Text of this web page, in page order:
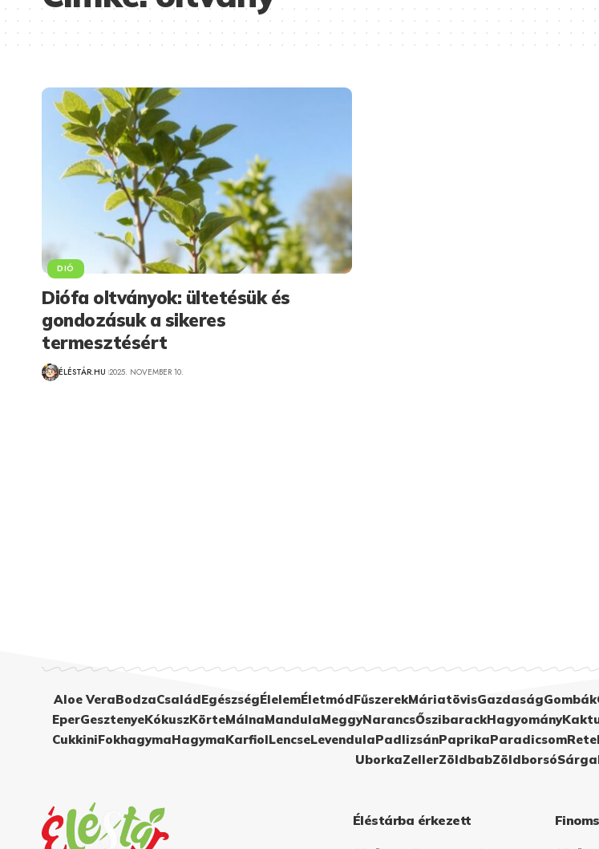
DIÓ
Diófa oltványok: ültetésük és
gondozásuk a sikeres
termesztésért
ÉLÉSTÁR.HU 2025. NOVEMBER 10.
Aloe VeraBodzaCsaládEgészségÉlelemÉletmódFűszerekMáriatövisGazdaságGombák
EperGesztenyeKókuszKörteMálnaMandulaMeggyNarancsŐszibarackHagyomány
CukkiniFokhagymaHagymaKarfiolLencseLevendulaPadlizsánPaprikaParadicsom
UborkaZellerZöldbabZöldborsó
Éléstárba érkezett